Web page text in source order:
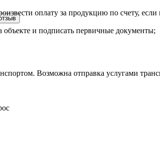
оплату за продукцию по счету,
и подписать первичные документы;
Возможна отправка услугами